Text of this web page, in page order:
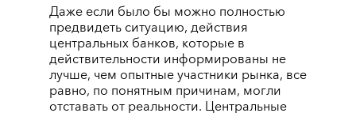
Даже если было бы можно полностью
предвидеть ситуацию, действия
центральных банков, которые в
действительности информированы не
лучше, чем опытные участники рынка, все
равно, по понятным причинам, могли
отставать от реальности. Центральные